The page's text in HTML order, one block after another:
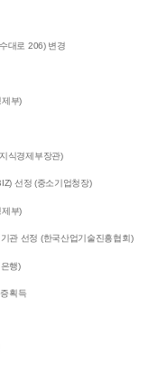
대로 206) 변경
부)
식경제부장관)
선정 (중소기업청장)
부)
관 선정 (한국산업기술진흥협회)
행)
획득